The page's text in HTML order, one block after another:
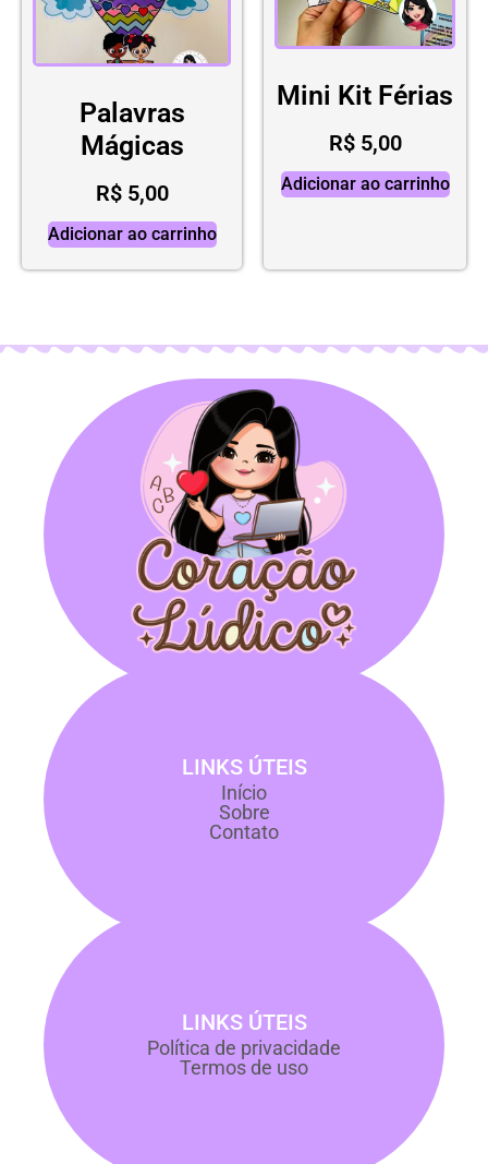
Palavras
Mágicas
R$5,00
Adicionar ao carrinho
Mini Kit Férias
R$5,00
Adicionar ao carrinho
LINKS ÚTEIS
Início
Sobre
Contato
LINKS ÚTEIS
Política de privacidade
Termos de uso